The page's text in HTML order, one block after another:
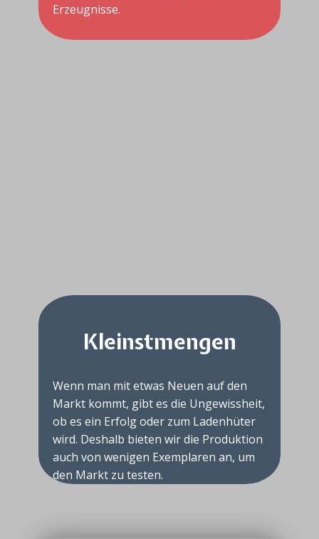
Erzeugnisse.
Kleinstmengen
Wenn man mit etwas Neuen auf den
Markt kommt, gibt es die Ungewissheit,
​ob es ein Erfolg oder zum Ladenhüter
wird. Deshalb bieten wir die Produktion
auch von wenigen Exemplaren an, um
den Markt zu testen.